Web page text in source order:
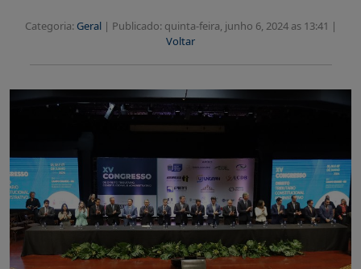
Categoria: Geral| Publicado: quinta-feira, junho 6, 2024 as 13:41 |
Voltar